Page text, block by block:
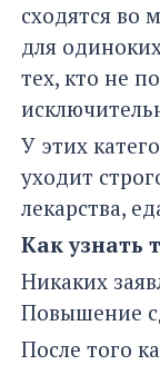
сходятся во
для
тех, кто не
У этих
уходит
лекарства,
Как узнать
Никаких
Повышение
После того